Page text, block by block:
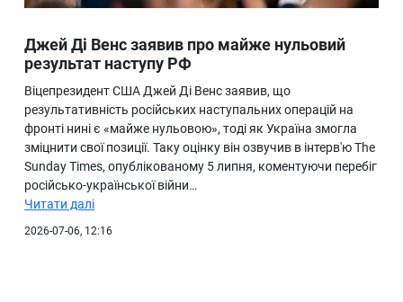
Ukraine
Про нас
Джей Ді Венс заявив про майже нульовий
результат наступу РФ
Віцепрезидент США Джей Ді Венс заявив, що
результативність російських наступальних операцій на
фронті нині є «майже нульовою», тоді як Україна змогла
зміцнити свої позиції. Таку оцінку він озвучив в інтерв'ю The
Sunday Times, опублікованому 5 липня, коментуючи перебіг
російсько-української війни…
Читати далі
2026-07-06, 12:16